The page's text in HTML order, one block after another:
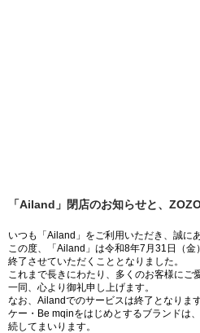
「Ailand」閉店のお知らせと、
いつも「Ailand」をご利用いただき、誠に
この度、「Ailand」は令和8年7月31日（
終了させていただくこととなりました。
これまで長きにわたり、多くのお客様にご
一同、心より御礼申し上げます。
なお、Ailandでのサービスは終了となりま
ケー・Be mqinをはじめとするブランドは
続してまいります。